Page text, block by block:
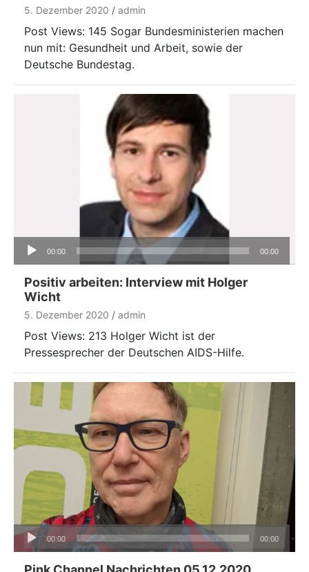
5. Dezember 2020 admin
Post Views: 145 Sogar Bundesministerien machen
nun mit: Gesundheit und Arbeit, sowie der
Deutsche Bundestag.
Audio-
00:00 00:00
Positiv arbeiten: Interview mit Holger
Wicht
5. Dezember 2020 admin
Post Views: 213 Holger Wicht ist der
Pressesprecher der Deutschen AIDS-Hilfe.
Audio-
Player
00:00 00:00